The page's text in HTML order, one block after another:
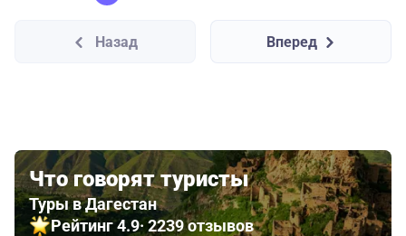
Назад Вперед
Что говорят туристы
Туры в Дагестан
Рейтинг 4.9· 2239 отзывов